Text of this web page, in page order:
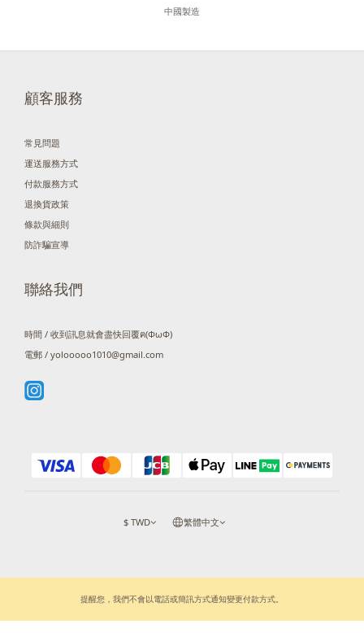
中國製造
顧客服務
常見問題
運送服務方式
付款服務方式
退換貨政策
條款與細則
防詐騙宣導
聯絡我們
時間 / 收到訊息就會盡快回覆ฅ(ΦωΦ)
電郵 / yolooooo1010@gmail.com
$ TWD 繁體中文
提醒您，我們不會以電話或簡訊方式通知變更付款方式。